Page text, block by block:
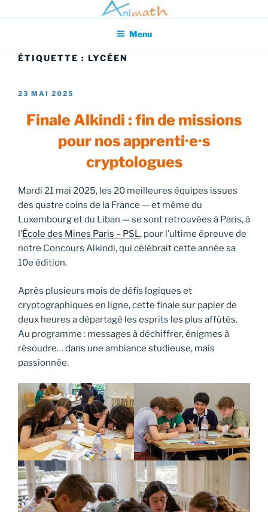
au
principal
Association pour l'Animation en Mathématiques
Menu
ÉTIQUETTE : LYCÉEN
PUBLIÉ
23 MAI 2025
Finale Alkindi : fin de missions
pour nos apprenti·e·s
cryptologues
Mardi 21 mai 2025, les 20 meilleures équipes issues
des quatre coins de la France — et même du
Luxembourg et du Liban — se sont retrouvées à Paris, à
l’École des Mines Paris – PSL, pour l’ultime épreuve de
notre Concours Alkindi, qui célébrait cette année sa
10e édition.
Après plusieurs mois de défis logiques et
cryptographiques en ligne, cette finale sur papier de
deux heures a départagé les esprits les plus affûtés.
Au programme : messages à déchiffrer, énigmes à
résoudre… dans une ambiance studieuse, mais
passionnée.